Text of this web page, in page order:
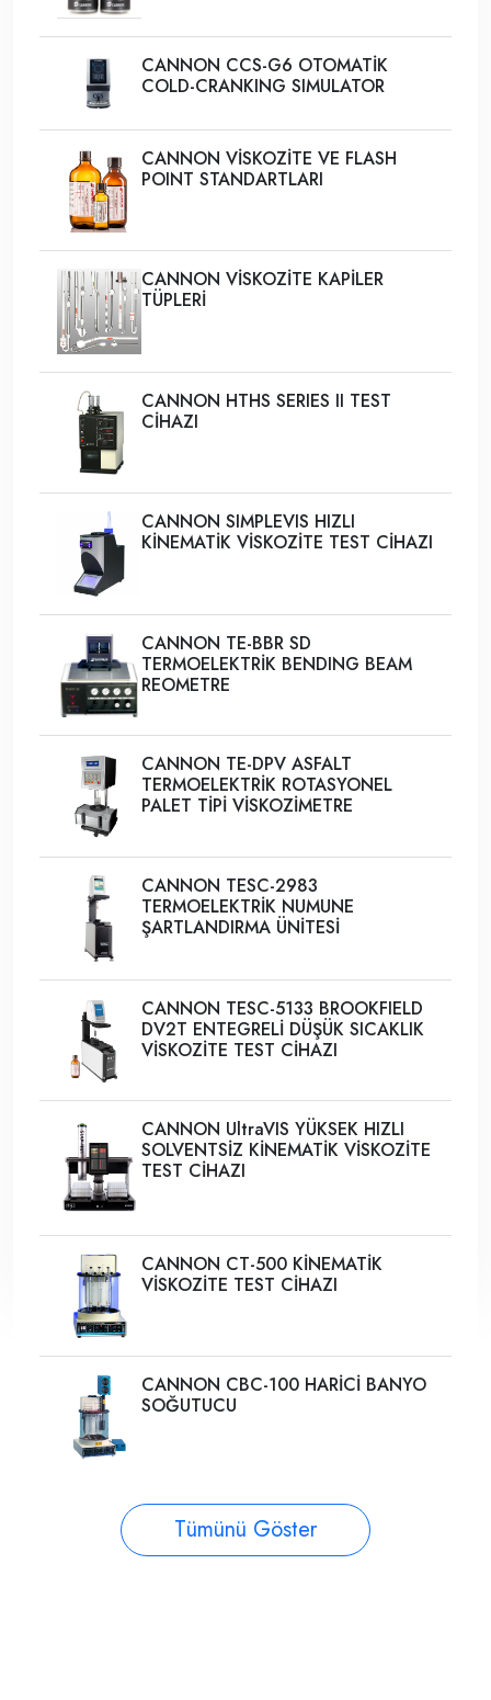
CANNON CCS-G6 OTOMATİK
COLD-CRANKING SIMULATOR
CANNON VİSKOZİTE VE FLASH
POINT STANDARTLARI
CANNON VİSKOZİTE KAPİLER
TÜPLERİ
CANNON HTHS SERIES II TEST
CİHAZI
CANNON SIMPLEVIS HIZLI
KİNEMATİK VİSKOZİTE TEST CİHAZI
CANNON TE-BBR SD
TERMOELEKTRİK BENDING BEAM
REOMETRE
CANNON TE-DPV ASFALT
TERMOELEKTRİK ROTASYONEL
PALET TİPİ VİSKOZİMETRE
CANNON TESC-2983
TERMOELEKTRİK NUMUNE
ŞARTLANDIRMA ÜNİTESİ
CANNON TESC-5133 BROOKFIELD
DV2T ENTEGRELİ DÜŞÜK SICAKLIK
VİSKOZİTE TEST CİHAZI
CANNON UltraVIS YÜKSEK HIZLI
SOLVENTSİZ KİNEMATİK VİSKOZİTE
TEST CİHAZI
CANNON CT-500 KİNEMATİK
VİSKOZİTE TEST CİHAZI
CANNON CBC-100 HARİCİ BANYO
SOĞUTUCU
Tümünü Göster